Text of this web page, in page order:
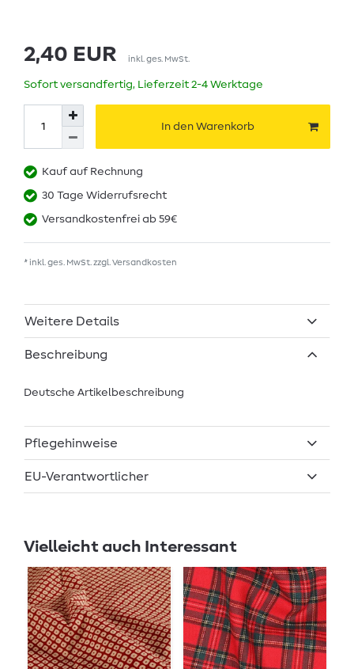
2,40 EUR inkl. ges. MwSt.
Sofort versandfertig, Lieferzeit 2-4 Werktage
In den Warenkorb
Kauf auf Rechnung
30 Tage Widerrufsrecht
Versandkostenfrei ab 59€
* inkl. ges. MwSt. zzgl.Versandkosten
Weitere Details
Beschreibung
Deutsche Artikelbeschreibung
Pflegehinweise
EU-Verantwortlicher
Vielleicht auch Interessant